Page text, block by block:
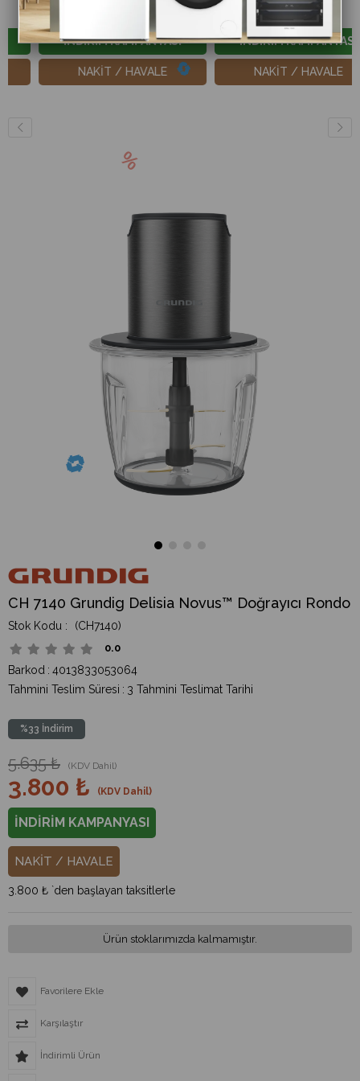
İNDİRİM KAMPANYASI
NAKİT / HAVALE
5.700 ₺
8.625 ₺
İNDİRİM KAMPANYASI
NAKİT / HAVALE
CH 7140 Grundig Delisia Novus™ Doğrayıcı Rondo
(CH7140)
0.0
Barkod : 4013833053064
Tahmini Teslim Süresi : 3 Tahmini Teslimat Tarihi
%33 İndirim
5.635 ₺ (KDV Dahil)
3.800 ₺ (KDV Dahil)
İNDİRİM KAMPANYASI
NAKİT / HAVALE
3.800 ₺ `den başlayan taksitlerle
Ürün stoklarımızda kalmamıştır.
Favorilere Ekle
Karşılaştır
İndirimli Ürün